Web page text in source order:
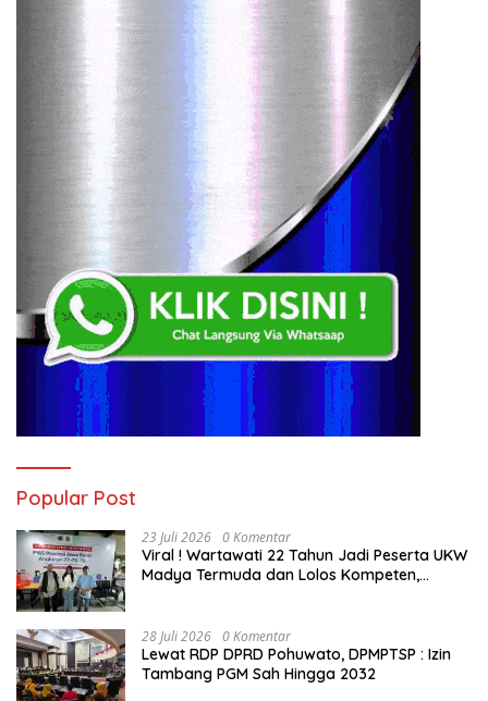
Popular Post
23 Juli 2026 0 Komentar
Viral ! Wartawati 22 Tahun Jadi Peserta UKW
Madya Termuda dan Lolos Kompeten,
28 Juli 2026 0 Komentar
Lewat RDP DPRD Pohuwato, DPMPTSP : Izin
Tambang PGM Sah Hingga 2032